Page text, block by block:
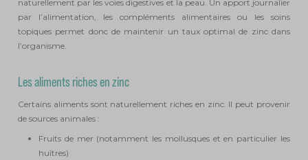
naturellement par les voies digestives et la peau. Un apport journalier
par l’alimentation, les compléments alimentaires ou les soins
topiques permet donc de maintenir un taux optimal de zinc dans
l’organisme.
Les aliments riches en zinc
Certains aliments sont naturellement riches en zinc. Il peut provenir
de sources animales :
Fruits de mer (notamment les mollusques et en particulier les
huîtres)